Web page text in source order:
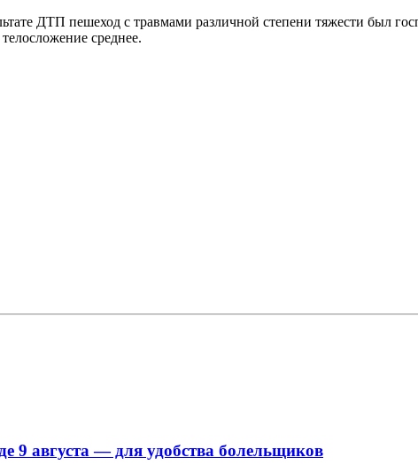
ДТП пешеход с травмами различной степени тяжести был
среднее.
9 августа — для удобства болельщиков